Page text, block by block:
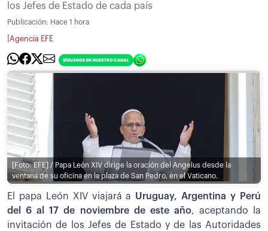
los Jefes de Estado de cada país
Publicación: Hace 1 hora
Agencia EFE
[Foto: EFE] / Papa León XIV dirige la oración del Angelus desde la
ventana de su oficina en la plaza de San Pedro, en el Vaticano.
El papa León XIV viajará a Uruguay, Argentina y Perú
del 6 al 17 de noviembre de este año, aceptando la
invitación de los Jefes de Estado y de las Autoridades